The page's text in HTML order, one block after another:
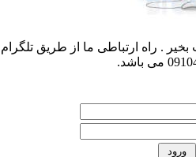
. راه ارتباطی ما از طریق تلگرام